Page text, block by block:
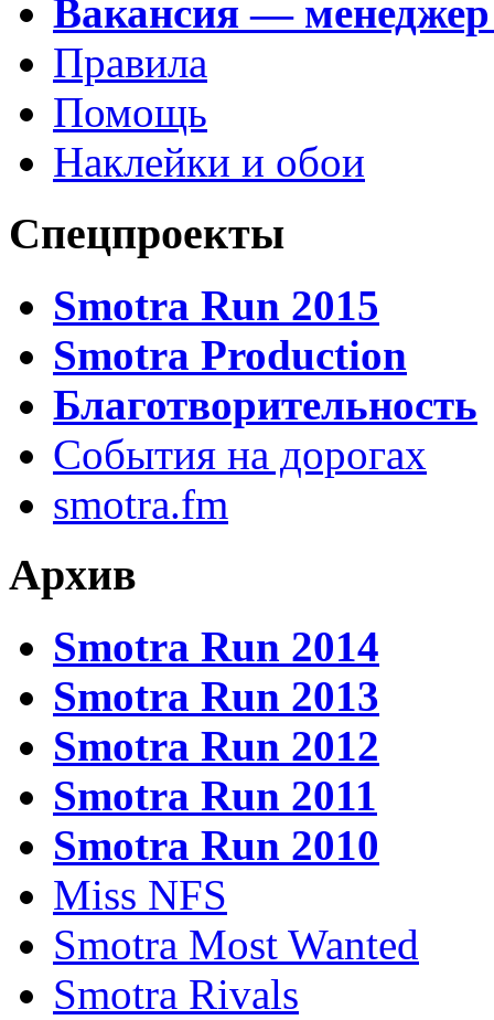
Вакансия —
Правила
Помощь
Наклейки и обои
Спецпроекты
Smotra Run 2015
Smotra Production
Благотворительность
События на дорогах
smotra.fm
Архив
Smotra Run 2014
Smotra Run 2013
Smotra Run 2012
Smotra Run 2011
Smotra Run 2010
Miss NFS
Smotra Most Wanted
Smotra Rivals